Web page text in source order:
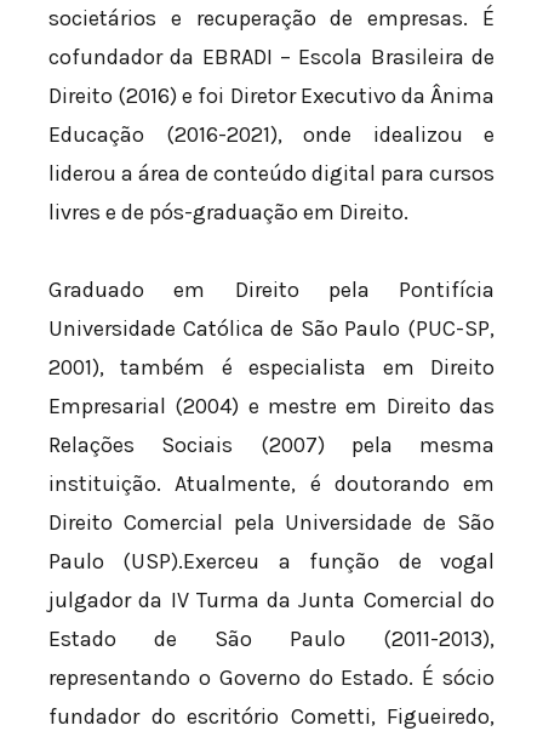
societários e recuperação de empresas. É
cofundador da EBRADI – Escola Brasileira de
Direito (2016) e foi Diretor Executivo da Ânima
Educação (2016-2021), onde idealizou e
liderou a área de conteúdo digital para cursos
livres e de pós-graduação em Direito.
Graduado em Direito pela Pontifícia
Universidade Católica de São Paulo (PUC-SP,
2001), também é especialista em Direito
Empresarial (2004) e mestre em Direito das
Relações Sociais (2007) pela mesma
instituição. Atualmente, é doutorando em
Direito Comercial pela Universidade de São
Paulo (USP).Exerceu a função de vogal
julgador da IV Turma da Junta Comercial do
Estado de São Paulo (2011-2013),
representando o Governo do Estado. É sócio
fundador do escritório Cometti, Figueiredo,